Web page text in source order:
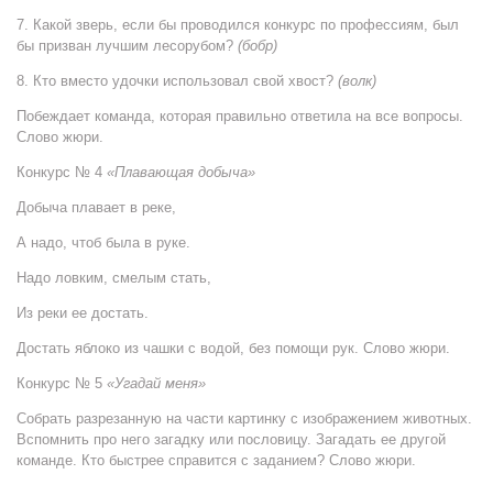
7. Какой зверь, если бы проводился конкурс по профессиям, был
бы призван лучшим лесорубом? (бобр)
8. Кто вместо удочки использовал свой хвост? (волк)
Побеждает команда, которая правильно ответила на все вопросы.
Слово жюри.
Конкурс № 4 «Плавающая добыча»
Добыча плавает в реке,
А надо, чтоб была в руке.
Надо ловким, смелым стать,
Из реки ее достать.
Достать яблоко из чашки с водой, без помощи рук. Слово жюри.
Конкурс № 5 «Угадай меня»
Собрать разрезанную на части картинку с изображением животных.
Вспомнить про него загадку или пословицу. Загадать ее другой
команде. Кто быстрее справится с заданием? Слово жюри.